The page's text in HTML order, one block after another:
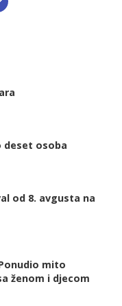
deset osoba
od 8. avgusta na
mito
ženom i djecom